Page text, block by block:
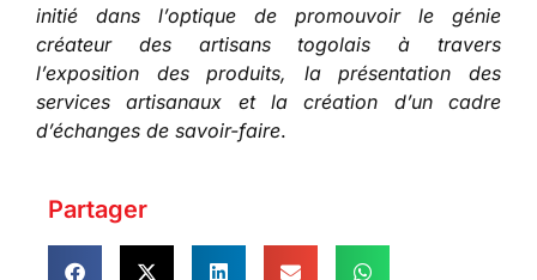
initié dans l’optique de promouvoir le génie
créateur des artisans togolais à travers
l’exposition des produits, la présentation des
services artisanaux et la création d’un cadre
d’échanges de savoir-faire.
Partager